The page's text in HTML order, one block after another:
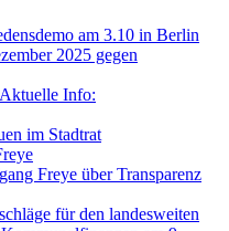
am 3.10 in Berlin
2025 gegen
Info:
im Stadtrat
Freye über Transparenz
für den landesweiten